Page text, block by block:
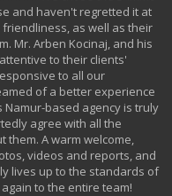
and haven't regretted it at
as well as their
Mr. Arben Kocinaj, and his
to their clients'
to all our
of a better experience
based agency is truly
agree with all the
A warm welcome,
videos and reports, and
lives up to the standards of
to the entire team!